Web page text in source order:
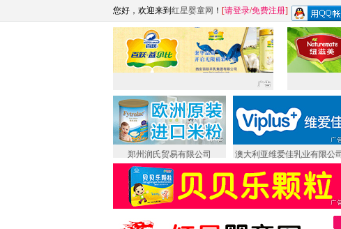
您好，欢迎来到 红星婴童网 ！ [请登录/免费注册]
郑州润氏贸易有限公司 澳大利亚维爱佳乳业有限公司